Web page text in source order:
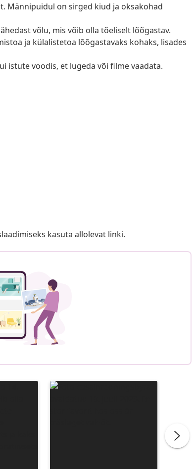
Männipuidul on sirged kiud ja oksakohad
võlu, mis võib olla tõeliselt lõõgastav.
ja külalistetoa lõõgastavaks kohaks, lisades
istute voodis, et lugeda või filme vaadata.
kasuta allolevat linki.